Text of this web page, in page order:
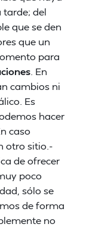
del
que se den
que un
para
. En
cambios ni
Es
hacer
caso
otro sitio.-
de ofrecer
poco
sólo se
de forma
no